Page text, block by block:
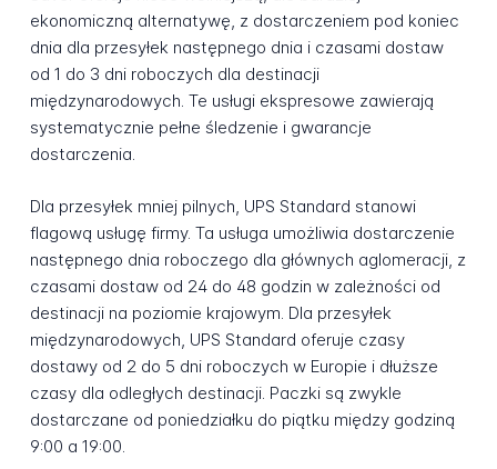
ekonomiczną alternatywę, z dostarczeniem pod koniec
dnia dla przesyłek następnego dnia i czasami dostaw
od 1 do 3 dni roboczych dla destinacji
międzynarodowych. Te usługi ekspresowe zawierają
systematycznie pełne śledzenie i gwarancje
dostarczenia.
Dla przesyłek mniej pilnych, UPS Standard stanowi
flagową usługę firmy. Ta usługa umożliwia dostarczenie
następnego dnia roboczego dla głównych aglomeracji, z
czasami dostaw od 24 do 48 godzin w zależności od
destinacji na poziomie krajowym. Dla przesyłek
międzynarodowych, UPS Standard oferuje czasy
dostawy od 2 do 5 dni roboczych w Europie i dłuższe
czasy dla odległych destinacji. Paczki są zwykle
dostarczane od poniedziałku do piątku między godziną
9:00 a 19:00.